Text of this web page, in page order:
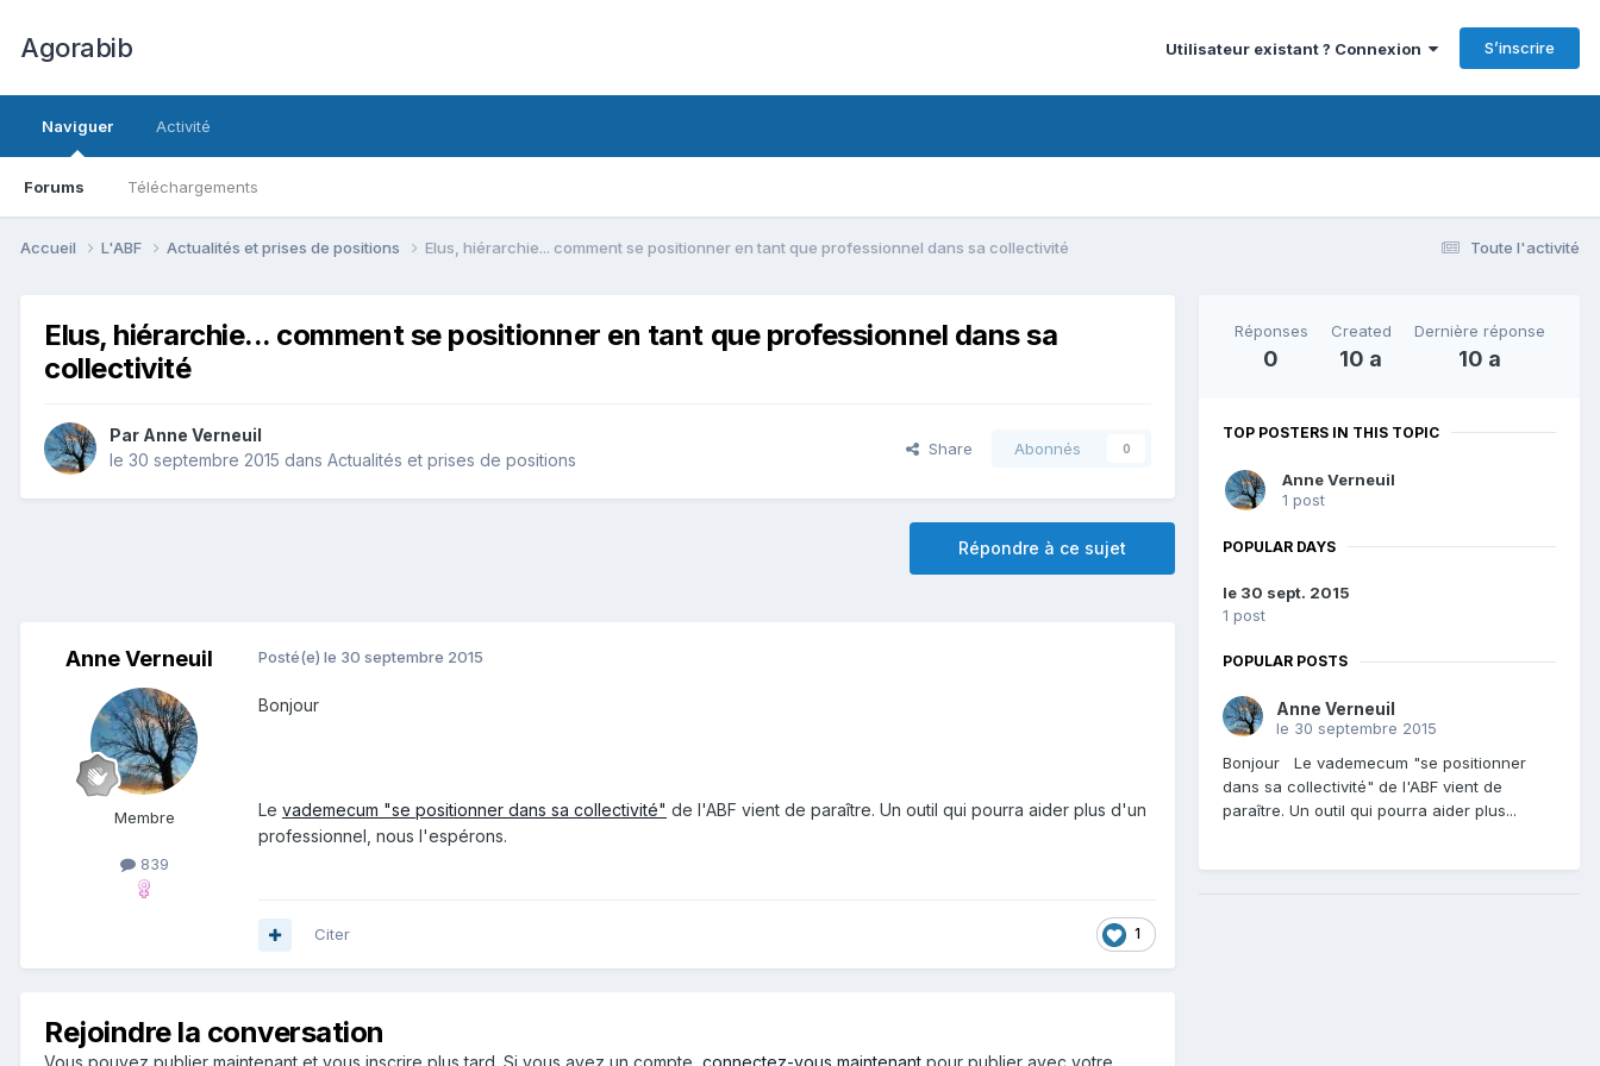
Agorabib Utilisateur existant ? Connexion S’inscrire
Naviguer
Forums Téléchargements
Activité
Toute l'activité
Accueil L'ABF Actualités et prises de positions Elus, hiérarchie... comment se positionner en tant que professionnel dans sa collectivité
Elus, hiérarchie... comment se positionner en tant que professionnel dans sa
collectivité
Par Anne Verneuil
le 30 septembre 2015 dans Actualités et prises de positions
Share Abonnés 0
Répondre à ce sujet
Anne Verneuil
Membre
839
Posté(e) le 30 septembre 2015
Bonjour
Le vademecum "se positionner dans sa collectivité" de l'ABF vient de paraître. Un outil qui pourra aider plus d'un
professionnel, nous l'espérons.
1
Citer
Rejoindre la conversation
Réponses
0
Created
10 a
Dernière réponse
10 a
TOP POSTERS IN THIS TOPIC
Anne Verneuil
1 post
POPULAR DAYS
le 30 sept. 2015
1 post
POPULAR POSTS
Anne Verneuil
le 30 septembre 2015
Bonjour Le vademecum "se positionner
dans sa collectivité" de l'ABF vient de
paraître. Un outil qui pourra aider plus...